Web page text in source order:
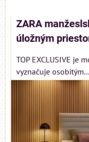
ZARA
úložným
TOP EXCLUSIVE je
vyznačuje osobitým...